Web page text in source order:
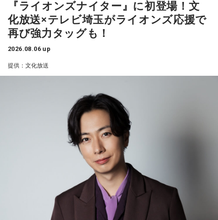
キャンベル「毎日です。毎日やってるわけですね。日本で
は、関東大震災の翌年、1924年の9月1日に、一周忌と言いま
すか、記念事業が東京で行われた時に、
から8月は6日と9日の二つの原爆の日に、必ず1分間の黙祷と
いうものがあります。
一般にprayer（祈り）は、神に何か祈りを捧げて亡くなった
方々の魂のために祈るということになるんですけど、日本の
その1分間の黙祷で、誰が何を思うかっていうことは別に規定
「そうですね」
「何を考えてもいいわけです。これはすごく大事
に関連法案を提出する方針だという。
寺島アナ「食品の消費税1％に引き下げ、武者さん、これはど
うご覧になってますか？」
武者氏「ようやくということですけど、私は非常に前向きな
クスが起動するというように期待しています」
食料品を対象とすることで、幅広い層が減税の恩恵を受ける
ことになるとみられている。ただ、財源の確保が進まない
と、中長期的な財政の悪化の懸念から、長期金利の上昇と円
安が進んで、減税の効果と相殺するおそれがあるという指摘
政府が掲げる中低所得者への給付を加えた消費税の実質ゼロ
化は、財源に年間5兆円の穴をあけることになる。原油高など
『ライオンズナイター』に初登場！文
化放送×テレビ埼玉がライオンズ応援で
再び強力タッグも！
2026.08.06 up
提供：文化放送